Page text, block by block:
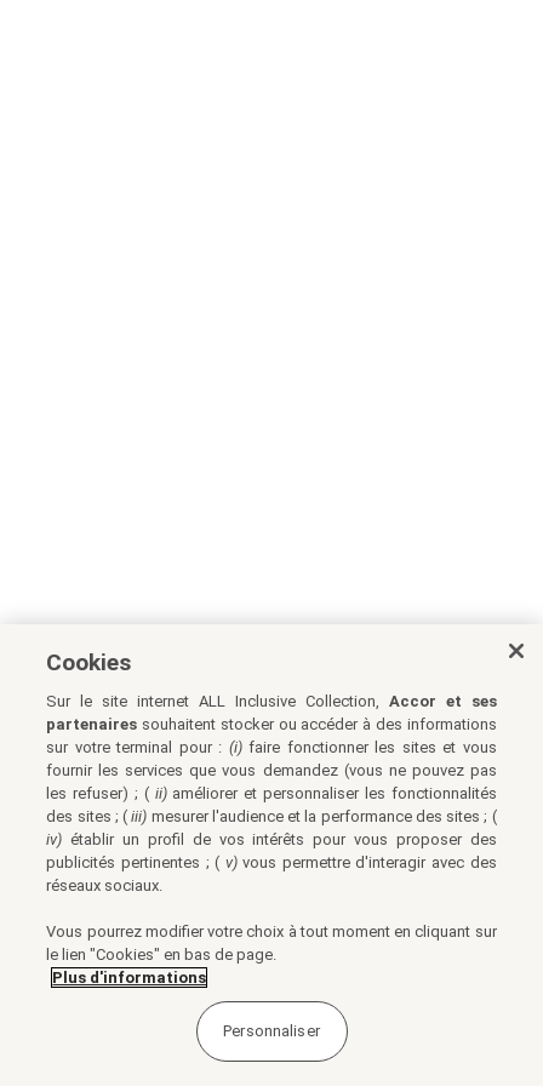
Cookies
Sur le site internet ALL Inclusive Collection, Accor et ses
partenaires souhaitent stocker ou accéder à des informations
sur votre terminal pour : (i)faire fonctionner les sites et vous
fournir les services que vous demandez (vous ne pouvez pas
les refuser) ; ( ii)améliorer et personnaliser les fonctionnalités
des sites ; (iii) mesurer l'audience et la performance des sites ; (
iv) établir un profil de vos intérêts pour vous proposer des
publicités pertinentes ; ( v)vous permettre d'interagir avec des
réseaux sociaux.
Vous pourrez modifier votre choix à tout moment en cliquant sur
le lien "Cookies" en bas de page.
Plus d'informations
Personnaliser